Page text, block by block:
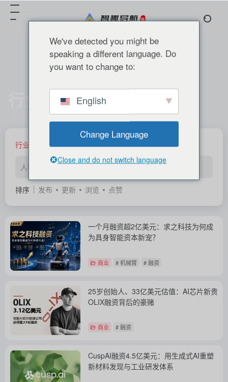
行业观察
行业观察 博客
人物 报告 科普 快讯 工具
排序 发布 更新 浏览 点赞
一个月融资超2亿美元：求之科技为何成
为具身智能资本新宠？
商业 # 机械臂 # 融资
25岁创始人、33亿美元估值：AI芯片新贵
OLIX融资背后的豪赌
商业 # 融资
CuspAI融资4.5亿美元：用生成式AI重塑
新材料发现与工业研发体系
We've detected you might be
speaking a different language. Do
you want to change to:
English
Change Language
Close and do not switch language